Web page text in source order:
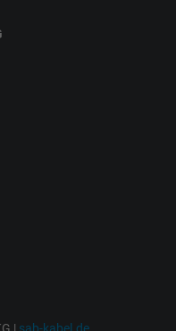
für Website-Analysen.
Daten darüber, wie der
Website zu